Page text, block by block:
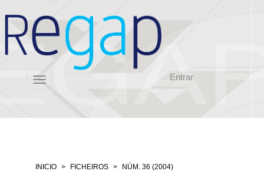
rápido
contido
da
Navegación
principal
Entrar
Toggle
navigation
INICIO FICHEIROS
NÚM. 36 (2004)